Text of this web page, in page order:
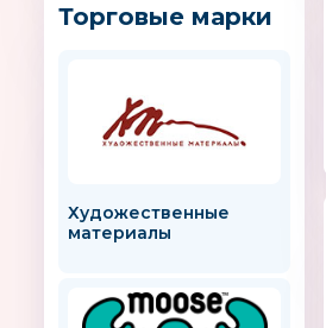
Торговые марки
Художественные
материалы